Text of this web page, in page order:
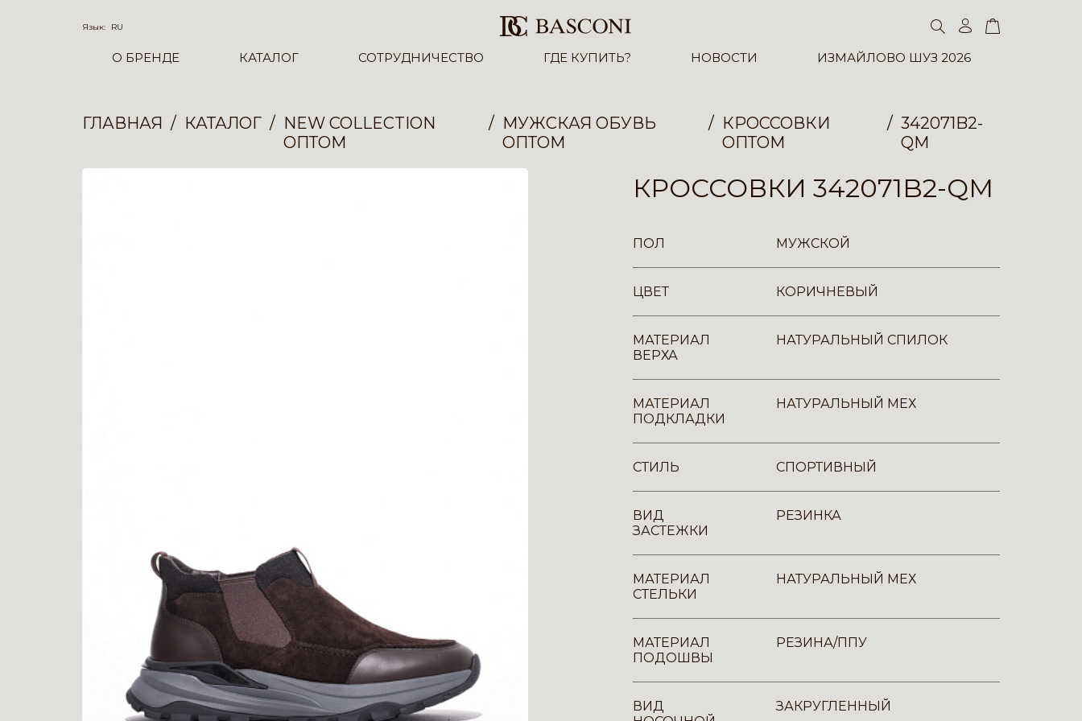
Язык: RU
О БРЕНДЕ КАТАЛОГ СОТРУДНИЧЕСТВО ГДЕ КУПИТЬ? НОВОСТИ ИЗМАЙЛОВО ШУЗ 2026
ГЛАВНАЯ КАТАЛОГ
NEW COLLECTION
ОПТОМ
МУЖСКАЯ ОБУВЬ
ОПТОМ
КРОССОВКИ
ОПТОМ
342071B2-
QM
КРОССОВКИ 342071B2-QM
ПОЛ МУЖСКОЙ
ЦВЕТ КОРИЧНЕВЫЙ
МАТЕРИАЛ
ВЕРХА
НАТУРАЛЬНЫЙ СПИЛОК
МАТЕРИАЛ
ПОДКЛАДКИ
НАТУРАЛЬНЫЙ МЕХ
СТИЛЬ СПОРТИВНЫЙ
ВИД
ЗАСТЕЖКИ
РЕЗИНКА
МАТЕРИАЛ
СТЕЛЬКИ
НАТУРАЛЬНЫЙ МЕХ
МАТЕРИАЛ
ПОДОШВЫ
РЕЗИНА/ППУ
ВИД
ЗАКРУГЛЕННЫЙ